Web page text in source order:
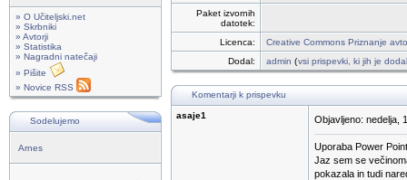
» O Učiteljski.net
» Skrbniki
» Avtorji
» Statistika
» Nagradni natečaji
» Pišite
» Novice RSS
Sodelujemo
Arnes
Paket izvornih
datotek:
Licenca:
Creative Commons Priznanje
Dodal:
admin (vsi prispevki, ki jih je
Komentarji k prispevku
asaje1 Objavljeno: nedelja,
Uporaba Power
Jaz sem se
pokazala in tudi